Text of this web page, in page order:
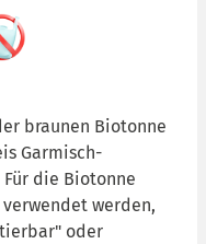
braunen Biotonne
Garmisch-
Für die Biotonne
werden,
oder